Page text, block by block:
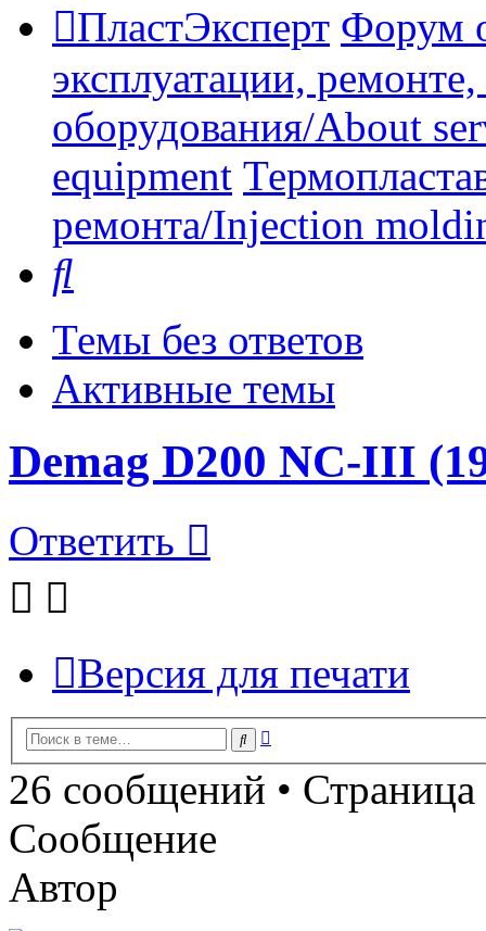
ПластЭксперт Форум
эксплуатации,
оборудования/About
equipment
ремонта/Injection
Темы без ответов
Активные темы
Demag D200 NC-III
Ответить
Версия для печати
Поиск
26 сообщений • Страница
Сообщение
Автор